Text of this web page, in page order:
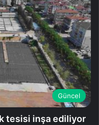
Güncel
tesisi inşa ediliyor